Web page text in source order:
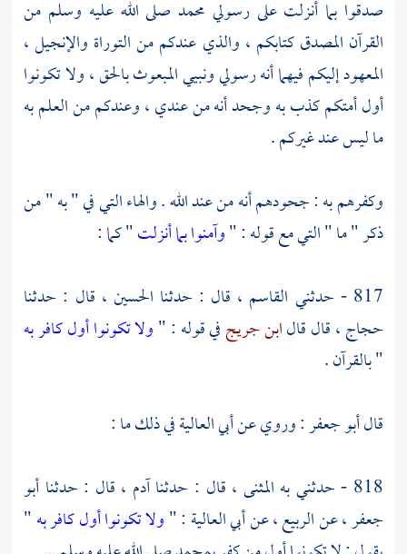
صدقوا بما أنزلت على رسولي محمد صلى الله عليه وسلم من
القرآن المصدق كتابكم ، والذي عندكم من التوراة والإنجيل ،
المعهود إليكم فيهما أنه رسولي ونبيي المبعوث بالحق ، ولا تكونوا
أول أمتكم كذب به وجحد أنه من عندي ، وعندكم من العلم به
ما ليس عند غيركم .
وكفرهم به : جحودهم أنه من عند الله . والهاء التي في " به " من
ذكر " ما " التي مع قوله : "وآمنوا بما أنزلت" كما :
817 - حدثني
القاسم ، قال : حدثنا الحسين ، قال : حدثنا
حجاج ،قال قالابن جريجفي قوله : "ولا تكونوا أول كافر به
" بالقرآن .
قالأبو جعفر :وروي عنأبي العاليةفي ذلك ما :
818 - حدثني به
المثنى ، قال : حدثناآدم ، قال : حدثنا أبو
جعفر ،عنالربيع ،عنأبي العالية : "ولا تكونوا أول كافر به"